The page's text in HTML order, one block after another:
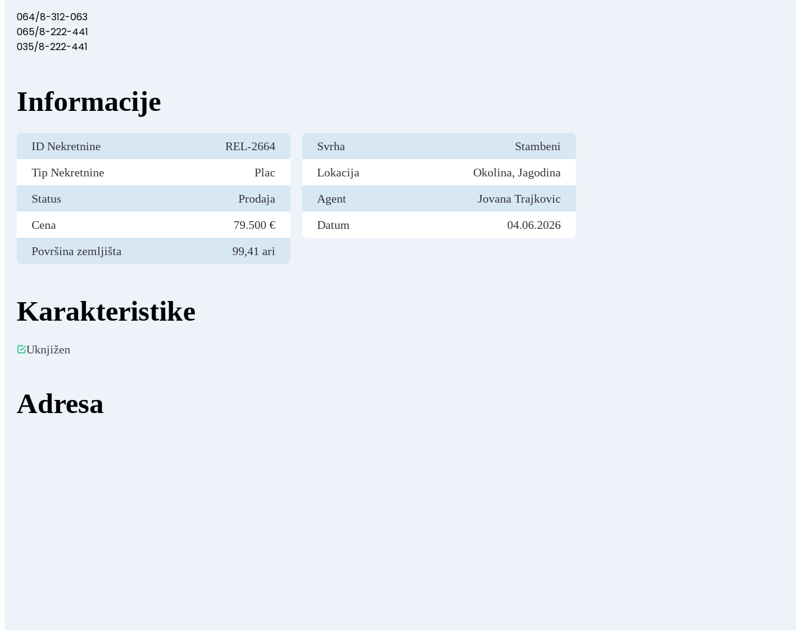
064/8-312-063
065/8-222-441
035/8-222-441
Informacije
ID Nekretnine
REL-2664
Tip Nekretnine
Plac
Status
Prodaja
Cena
79.500 €
Površina zemljišta
99,41 ari
Svrha
Stambeni
Lokacija
Okolina, Jagodina
Agent
Jovana Trajkovic
Datum
04.06.2026
Karakteristike
Uknjižen
Adresa